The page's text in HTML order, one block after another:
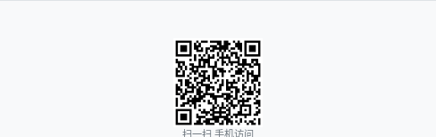
扫一扫 手机访问